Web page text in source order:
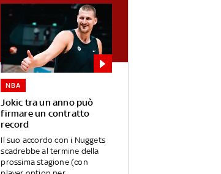
Jokic tra un anno può
firmare un contratto
record
NBA
Il suo accordo con i Nuggets
scadrebbe al termine della
prossima stagione (con